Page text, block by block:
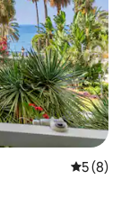
55 (8)